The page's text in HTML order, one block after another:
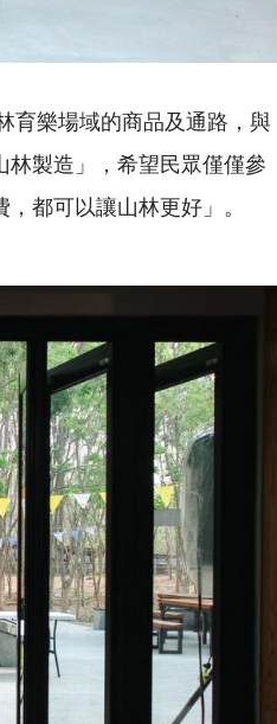
育樂場域的商品及通路，與
製造」，希望民眾僅僅參
都可以讓山林更好」。